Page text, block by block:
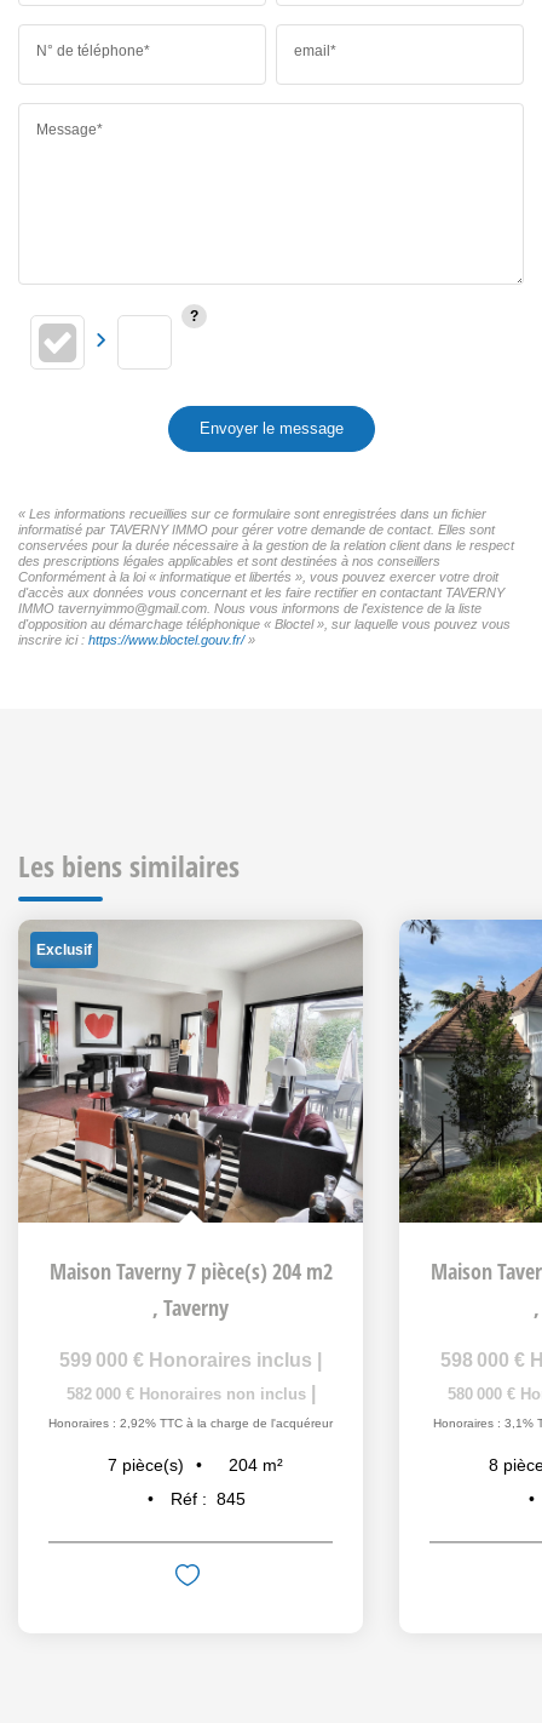
N° de téléphone* email*
Message*
Envoyer le message
« Les informations recueillies sur ce formulaire sont enregistrées dans un fichier
informatisé par TAVERNY IMMO pour gérer votre demande de contact. Elles sont
conservées pour la durée nécessaire à la gestion de la relation client dans le respect
des prescriptions légales applicables et sont destinées à nos conseillers
Conformément à la loi « informatique et libertés », vous pouvez exercer votre droit
d'accès aux données vous concernant et les faire rectifier en contactant TAVERNY
IMMO tavernyimmo@gmail.com. Nous vous informons de l'existence de la liste
d'opposition au démarchage téléphonique « Bloctel », sur laquelle vous pouvez vous
inscrire ici : https://www.bloctel.gouv.fr/»
Les biens similaires
Exclusif
Maison Taverny 7 pièce(s) 204 m2
, Taverny
599 000 € Honoraires inclus
582 000 € Honoraires non inclus
Honoraires : 2,92% TTC à la charge de l'acquéreur
7 pièce(s) 204 m²
Réf : 845
Maison
598 000 €
580 000 €
Honoraires : 3,1%
8